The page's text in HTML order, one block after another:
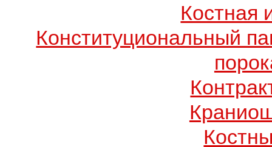
Костная
Конституциональный